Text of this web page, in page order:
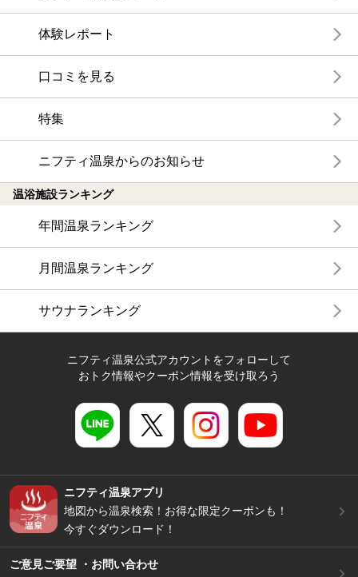
体験レポート
口コミを見る
特集
ニフティ温泉からのお知らせ
温浴施設ランキング
年間温泉ランキング
月間温泉ランキング
サウナランキング
ニフティ温泉公式アカウントをフォローして
おトク情報やクーポン情報を受け取ろう
ニフティ温泉アプリ
地図から温泉検索！お得な限定クーポンも！
今すぐダウンロード！
ご意見ご要望 ・お問い合わせ